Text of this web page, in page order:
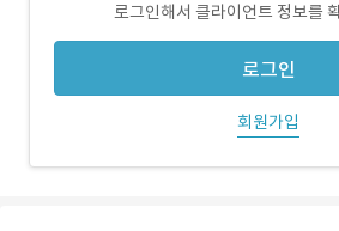
로그인해서 클라이언트 정보를
로그인
회원가입